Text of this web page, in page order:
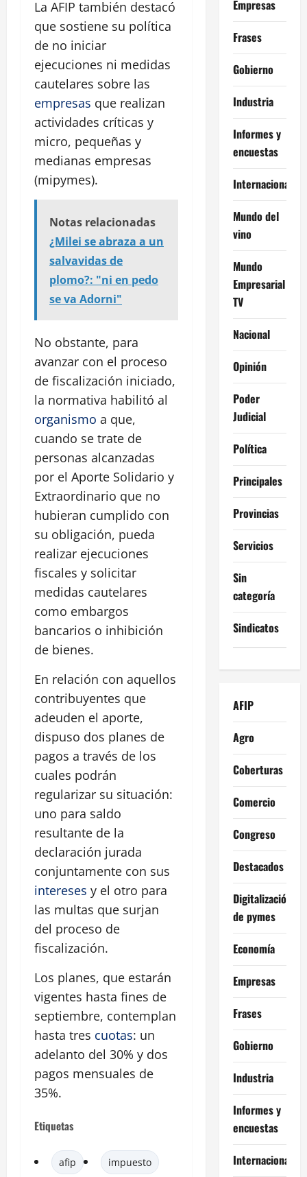
La AFIP también destacó
que sostiene su política
de no iniciar
ejecuciones ni medidas
cautelares sobre las
empresas que realizan
actividades críticas y
micro, pequeñas y
medianas empresas
(mipymes).
Notas relacionadas
¿Milei se abraza a un
salvavidas de
plomo?: "ni en pedo
se va Adorni"
No obstante, para
avanzar con el proceso
de fiscalización iniciado,
la normativa habilitó al
organismo a que,
cuando se trate de
personas alcanzadas
por el Aporte Solidario y
Extraordinario que no
hubieran cumplido con
su obligación, pueda
realizar ejecuciones
fiscales y solicitar
medidas cautelares
como embargos
bancarios o inhibición
de bienes.
En relación con aquellos
contribuyentes que
adeuden el aporte,
dispuso dos planes de
pagos a través de los
cuales podrán
regularizar su situación:
uno para saldo
resultante de la
declaración jurada
conjuntamente con sus
intereses y el otro para
las multas que surjan
del proceso de
fiscalización.
Los planes, que estarán
vigentes hasta fines de
septiembre, contemplan
hasta tres cuotas: un
adelanto del 30% y dos
pagos mensuales de
35%.
Etiquetas
afip impuesto
Empresas
Frases
Gobierno
Industria
Informes y
encuestas
Internacional
Mundo del
vino
Mundo
Empresarial
TV
Nacional
Opinión
Poder
Judicial
Política
Principales
Provincias
Servicios
Sin
categoría
Sindicatos
AFIP
Agro
Coberturas
Comercio
Congreso
Destacados
Digitalización
de pymes
Economía
Empresas
Frases
Gobierno
Industria
Informes y
encuestas
Internacional